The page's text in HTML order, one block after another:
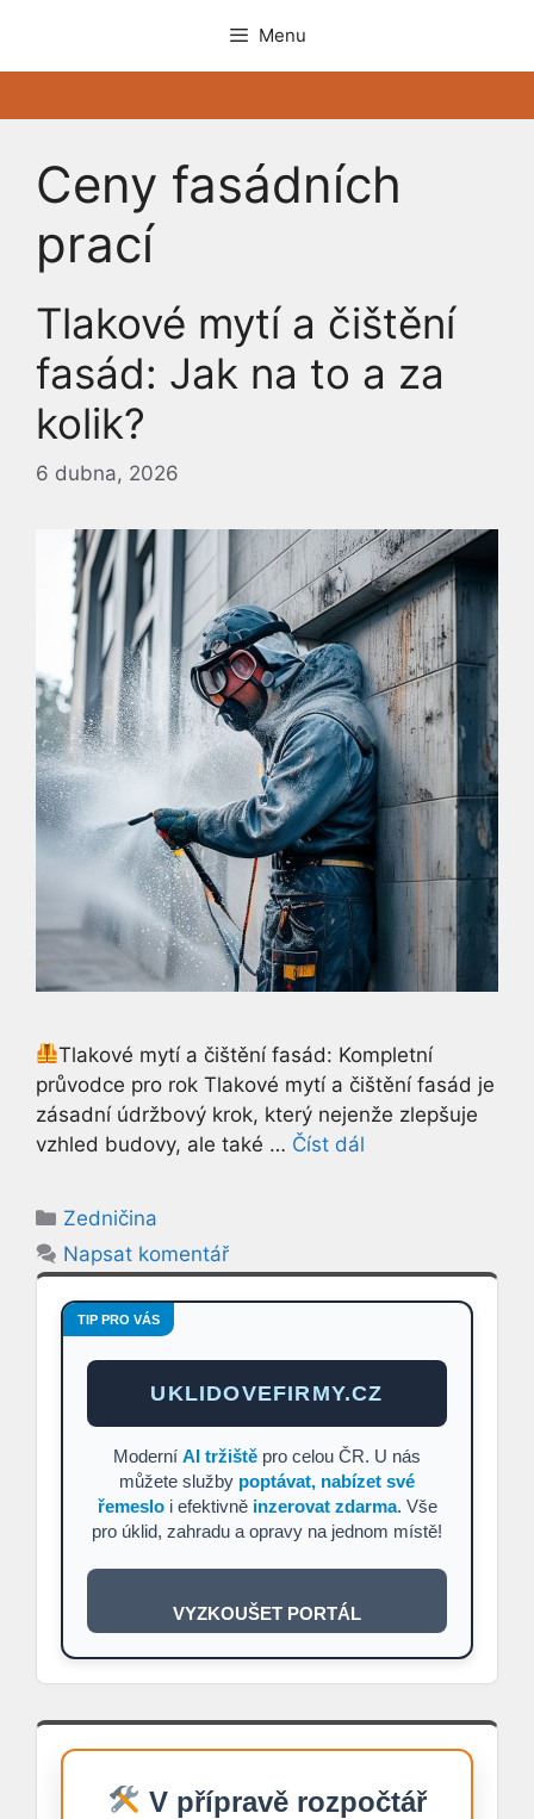
obsah
Menu
Ceny fasádních
prací
Tlakové mytí a čištění
fasád: Jak na to a za
kolik?
6 dubna, 2026
Tlakové mytí a čištění fasád: Kompletní
průvodce pro rok Tlakové mytí a čištění fasád je
zásadní údržbový krok, který nejenže zlepšuje
vzhled budovy, ale také … Číst dál
Rubriky
Zedničina
Napsat komentář
TIP PRO VÁS
UKLIDOVEFIRMY.CZ
Moderní AI tržiště pro celou ČR. U nás
můžete služby poptávat, nabízet své
řemesloi efektivně inzerovat zdarma. Vše
pro úklid, zahradu a opravy na jednom místě!
VYZKOUŠET PORTÁL
V přípravě rozpočtář